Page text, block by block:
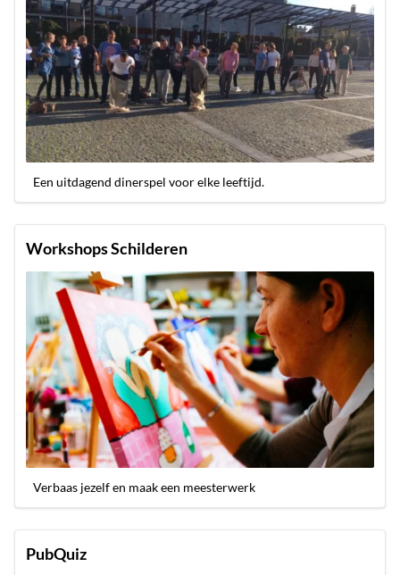
Een uitdagend dinerspel voor elke leeftijd.
Workshops Schilderen
Verbaas jezelf en maak een meesterwerk
PubQuiz